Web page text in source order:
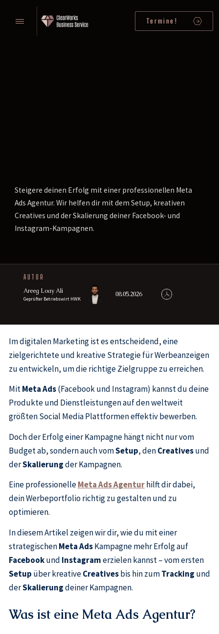
Termine!
Steigere deinen Erfolg mit einer professionellen Meta
Ads Agentur. Wir helfen dir mit dem Setup, kreativen
Creatives und der Skalierung deiner Facebook- und
Instagram-Kampagnen.
AUTOR
Areeg Loay Ali
Geprüfter Betriebswirt HWK
08.05.2026
Im digitalen Marketing ist es entscheidend, eine
zielgerichtete und kreative Strategie für Werbeanzeigen
zu entwickeln, um die richtige Zielgruppe zu erreichen.
MitMeta Ads(Facebook und Instagram) kannst du deine
Produkte und Dienstleistungen auf den weltweit
größten Social Media Plattformen effektiv bewerben.
Doch der Erfolg einer Kampagne hängt nicht nur vom
Budget ab, sondern auch vomSetup, denCreativesund
derSkalierungder Kampagnen.
Eine professionelleMeta Ads Agenturhilft dir dabei,
dein Werbeportfolio richtig zu gestalten und zu
optimieren.
In diesem Artikel zeigen wir dir, wie du mit einer
strategischenMeta AdsKampagne mehr Erfolg auf
Facebookund Instagramerzielen kannst – vom ersten
Setup über kreativeCreativesbis hin zumTracking und
derSkalierungdeiner Kampagnen.
Was ist eine Meta Ads Agentur?